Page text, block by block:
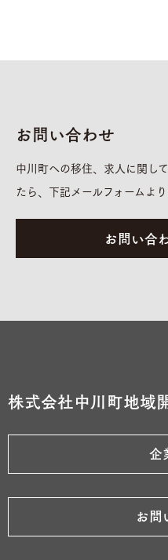
お問い合わせ
中川町への移住、求人に関し
たら、下記メールフォームよ
お問い合
株式会社中川町地域
企
お問